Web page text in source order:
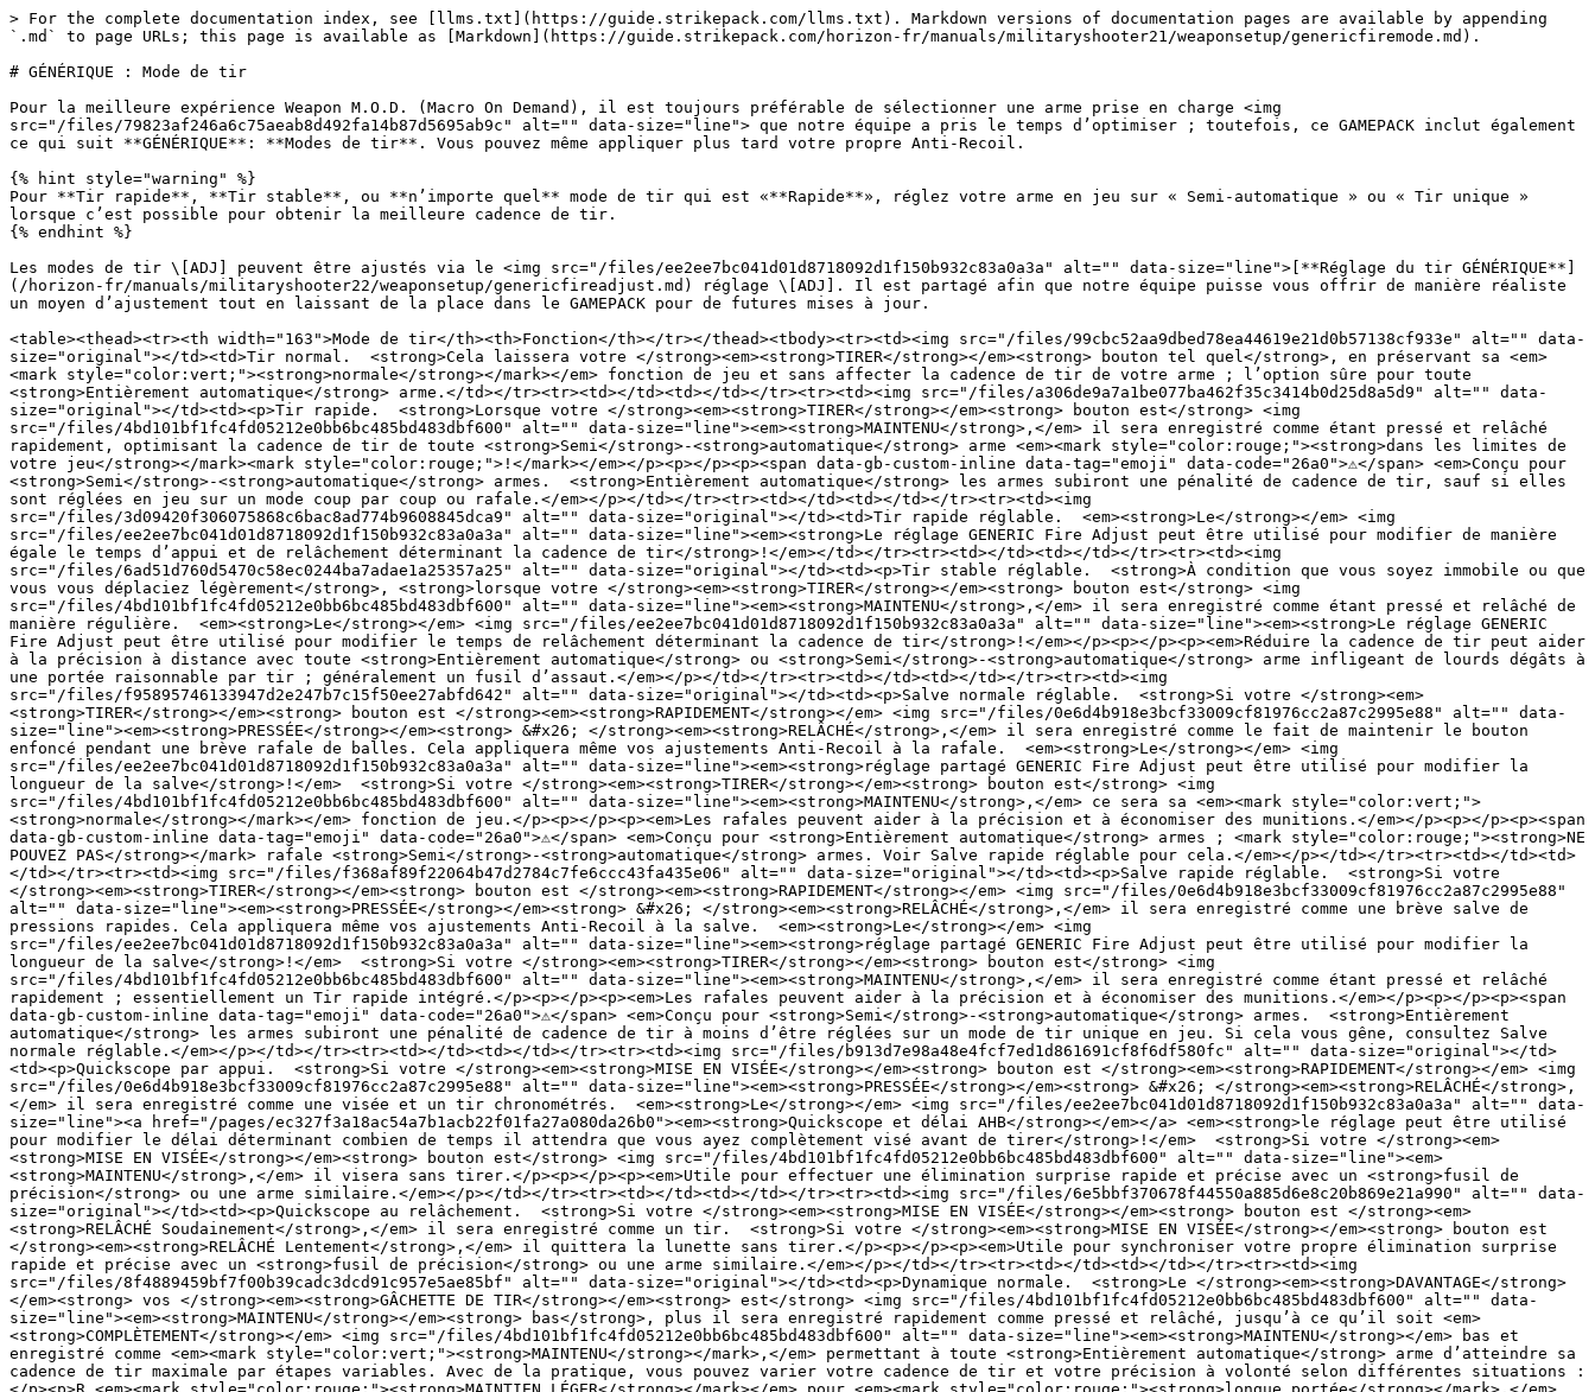
> For the complete documentation index, see [llms.txt](https://guide.strikepack.com/llms.txt). Markdown versions of documentation pages are available by appending `.md` to page URLs; this page is available as [Markdown](https://guide.strikepack.com/horizon-fr/manuals/militaryshooter21/weaponsetup/genericfiremode.md).

# GÉNÉRIQUE : Mode de tir

Pour la meilleure expérience Weapon M.O.D. (Macro On Demand), il est toujours préférable de sélectionner une arme prise en charge <img src="/files/79823af246a6c75aeab8d492fa14b87d5695ab9c" alt="" data-size="line"> que notre équipe a pris le temps d’optimiser ; toutefois, ce GAMEPACK inclut également ce qui suit **GÉNÉRIQUE**: **Modes de tir**. Vous pouvez même appliquer plus tard votre propre Anti-Recoil.

{% hint style="warning" %}
Pour **Tir rapide**, **Tir stable**, ou **n’importe quel** mode de tir qui est «**Rapide**», réglez votre arme en jeu sur « Semi-automatique » ou « Tir unique » lorsque c’est possible pour obtenir la meilleure cadence de tir.
{% endhint %}

Les modes de tir \[ADJ] peuvent être ajustés via le <img src="/files/ee2ee7bc041d01d8718092d1f150b932c83a0a3a" alt="" data-size="line">[**Réglage du tir GÉNÉRIQUE**](/horizon-fr/manuals/militaryshooter22/weaponsetup/genericfireadjust.md) réglage \[ADJ]. Il est partagé afin que notre équipe puisse vous offrir de manière réaliste un moyen d’ajustement tout en laissant de la place dans le GAMEPACK pour de futures mises à jour.

<table><thead><tr><th width="163">Mode de tir</th><th>Fonction</th></tr></thead><tbody><tr><td><img src="/files/99cbc52aa9dbed78ea44619e21d0b57138cf933e" alt="" data-size="original"></td><td>Tir normal.  <strong>Cela laissera votre </strong><em><strong>TIRER</strong></em><strong> bouton tel quel</strong>, en préservant sa <em><mark style="color:vert;"><strong>normale</strong></mark></em> fonction de jeu et sans affecter la cadence de tir de votre arme ; l’option sûre pour toute <strong>Entièrement automatique</strong> arme.</td></tr><tr><td></td><td></td></tr><tr><td><img src="/files/a306de9a7a1be077ba462f35c3414b0d25d8a5d9" alt="" data-size="original"></td><td><p>Tir rapide.  <strong>Lorsque votre </strong><em><strong>TIRER</strong></em><strong> bouton est</strong> <img src="/files/4bd101bf1fc4fd05212e0bb6bc485bd483dbf600" alt="" data-size="line"><em><strong>MAINTENU</strong>,</em> il sera enregistré comme étant pressé et relâché rapidement, optimisant la cadence de tir de toute <strong>Semi</strong>-<strong>automatique</strong> arme <em><mark style="color:rouge;"><strong>dans les limites de votre jeu</strong></mark><mark style="color:rouge;">!</mark></em></p><p></p><p><span data-gb-custom-inline data-tag="emoji" data-code="26a0">⚠️</span> <em>Conçu pour <strong>Semi</strong>-<strong>automatique</strong> armes.  <strong>Entièrement automatique</strong> les armes subiront une pénalité de cadence de tir, sauf si elles sont réglées en jeu sur un mode coup par coup ou rafale.</em></p></td></tr><tr><td></td><td></td></tr><tr><td><img src="/files/3d09420f306075868c6bac8ad774b9608845dca9" alt="" data-size="original"></td><td>Tir rapide réglable.  <em><strong>Le</strong></em> <img src="/files/ee2ee7bc041d01d8718092d1f150b932c83a0a3a" alt="" data-size="line"><em><strong>Le réglage GENERIC Fire Adjust peut être utilisé pour modifier de manière égale le temps d’appui et de relâchement déterminant la cadence de tir</strong>!</em></td></tr><tr><td></td><td></td></tr><tr><td><img src="/files/6ad51d760d5470c58ec0244ba7adae1a25357a25" alt="" data-size="original"></td><td><p>Tir stable réglable.  <strong>À condition que vous soyez immobile ou que vous vous déplaciez légèrement</strong>, <strong>lorsque votre </strong><em><strong>TIRER</strong></em><strong> bouton est</strong> <img src="/files/4bd101bf1fc4fd05212e0bb6bc485bd483dbf600" alt="" data-size="line"><em><strong>MAINTENU</strong>,</em> il sera enregistré comme étant pressé et relâché de manière régulière.  <em><strong>Le</strong></em> <img src="/files/ee2ee7bc041d01d8718092d1f150b932c83a0a3a" alt="" data-size="line"><em><strong>Le réglage GENERIC Fire Adjust peut être utilisé pour modifier le temps de relâchement déterminant la cadence de tir</strong>!</em></p><p></p><p><em>Réduire la cadence de tir peut aider à la précision à distance avec toute <strong>Entièrement automatique</strong> ou <strong>Semi</strong>-<strong>automatique</strong> arme infligeant de lourds dégâts à une portée raisonnable par tir ; généralement un fusil d’assaut.</em></p></td></tr><tr><td></td><td></td></tr><tr><td><img src="/files/f95895746133947d2e247b7c15f50ee27abfd642" alt="" data-size="original"></td><td><p>Salve normale réglable.  <strong>Si votre </strong><em><strong>TIRER</strong></em><strong> bouton est </strong><em><strong>RAPIDEMENT</strong></em> <img src="/files/0e6d4b918e3bcf33009cf81976cc2a87c2995e88" alt="" data-size="line"><em><strong>PRESSÉE</strong></em><strong> &#x26; </strong><em><strong>RELÂCHÉ</strong>,</em> il sera enregistré comme le fait de maintenir le bouton enfoncé pendant une brève rafale de balles. Cela appliquera même vos ajustements Anti-Recoil à la rafale.  <em><strong>Le</strong></em> <img src="/files/ee2ee7bc041d01d8718092d1f150b932c83a0a3a" alt="" data-size="line"><em><strong>réglage partagé GENERIC Fire Adjust peut être utilisé pour modifier la longueur de la salve</strong>!</em>  <strong>Si votre </strong><em><strong>TIRER</strong></em><strong> bouton est</strong> <img src="/files/4bd101bf1fc4fd05212e0bb6bc485bd483dbf600" alt="" data-size="line"><em><strong>MAINTENU</strong>,</em> ce sera sa <em><mark style="color:vert;"><strong>normale</strong></mark></em> fonction de jeu.</p><p></p><p><em>Les rafales peuvent aider à la précision et à économiser des munitions.</em></p><p></p><p><span data-gb-custom-inline data-tag="emoji" data-code="26a0">⚠️</span> <em>Conçu pour <strong>Entièrement automatique</strong> armes ; <mark style="color:rouge;"><strong>NE POUVEZ PAS</strong></mark> rafale <strong>Semi</strong>-<strong>automatique</strong> armes. Voir Salve rapide réglable pour cela.</em></p></td></tr><tr><td></td><td></td></tr><tr><td><img src="/files/f368af89f22064b47d2784c7fe6ccc43fa435e06" alt="" data-size="original"></td><td><p>Salve rapide réglable.  <strong>Si votre </strong><em><strong>TIRER</strong></em><strong> bouton est </strong><em><strong>RAPIDEMENT</strong></em> <img src="/files/0e6d4b918e3bcf33009cf81976cc2a87c2995e88" alt="" data-size="line"><em><strong>PRESSÉE</strong></em><strong> &#x26; </strong><em><strong>RELÂCHÉ</strong>,</em> il sera enregistré comme une brève salve de pressions rapides. Cela appliquera même vos ajustements Anti-Recoil à la salve.  <em><strong>Le</strong></em> <img src="/files/ee2ee7bc041d01d8718092d1f150b932c83a0a3a" alt="" data-size="line"><em><strong>réglage partagé GENERIC Fire Adjust peut être utilisé pour modifier la longueur de la salve</strong>!</em>  <strong>Si votre </strong><em><strong>TIRER</strong></em><strong> bouton est</strong> <img src="/files/4bd101bf1fc4fd05212e0bb6bc485bd483dbf600" alt="" data-size="line"><em><strong>MAINTENU</strong>,</em> il sera enregistré comme étant pressé et relâché rapidement ; essentiellement un Tir rapide intégré.</p><p></p><p><em>Les rafales peuvent aider à la précision et à économiser des munitions.</em></p><p></p><p><span data-gb-custom-inline data-tag="emoji" data-code="26a0">⚠️</span> <em>Conçu pour <strong>Semi</strong>-<strong>automatique</strong> armes.  <strong>Entièrement automatique</strong> les armes subiront une pénalité de cadence de tir à moins d’être réglées sur un mode de tir unique en jeu. Si cela vous gêne, consultez Salve normale réglable.</em></p></td></tr><tr><td></td><td></td></tr><tr><td><img src="/files/b913d7e98a48e4fcf7ed1d861691cf8f6df580fc" alt="" data-size="original"></td><td><p>Quickscope par appui.  <strong>Si votre </strong><em><strong>MISE EN VISÉE</strong></em><strong> bouton est </strong><em><strong>RAPIDEMENT</strong></em> <img src="/files/0e6d4b918e3bcf33009cf81976cc2a87c2995e88" alt="" data-size="line"><em><strong>PRESSÉE</strong></em><strong> &#x26; </strong><em><strong>RELÂCHÉ</strong>,</em> il sera enregistré comme une visée et un tir chronométrés.  <em><strong>Le</strong></em> <img src="/files/ee2ee7bc041d01d8718092d1f150b932c83a0a3a" alt="" data-size="line"><a href="/pages/ec327f3a18ac54a7b1acb22f01fa27a080da26b0"><em><strong>Quickscope et délai AHB</strong></em></a> <em><strong>le réglage peut être utilisé pour modifier le délai déterminant combien de temps il attendra que vous ayez complètement visé avant de tirer</strong>!</em>  <strong>Si votre </strong><em><strong>MISE EN VISÉE</strong></em><strong> bouton est</strong> <img src="/files/4bd101bf1fc4fd05212e0bb6bc485bd483dbf600" alt="" data-size="line"><em><strong>MAINTENU</strong>,</em> il visera sans tirer.</p><p></p><p><em>Utile pour effectuer une élimination surprise rapide et précise avec un <strong>fusil de précision</strong> ou une arme similaire.</em></p></td></tr><tr><td></td><td></td></tr><tr><td><img src="/files/6e5bbf370678f44550a885d6e8c20b869e21a990" alt="" data-size="original"></td><td><p>Quickscope au relâchement.  <strong>Si votre </strong><em><strong>MISE EN VISÉE</strong></em><strong> bouton est </strong><em><strong>RELÂCHÉ Soudainement</strong>,</em> il sera enregistré comme un tir.  <strong>Si votre </strong><em><strong>MISE EN VISÉE</strong></em><strong> bouton est </strong><em><strong>RELÂCHÉ Lentement</strong>,</em> il quittera la lunette sans tirer.</p><p></p><p><em>Utile pour synchroniser votre propre élimination surprise rapide et précise avec un <strong>fusil de précision</strong> ou une arme similaire.</em></p></td></tr><tr><td></td><td></td></tr><tr><td><img src="/files/8f4889459bf7f00b39cadc3dcd91c957e5ae85bf" alt="" data-size="original"></td><td><p>Dynamique normale.  <strong>Le </strong><em><strong>DAVANTAGE</strong></em><strong> vos </strong><em><strong>GÂCHETTE DE TIR</strong></em><strong> est</strong> <img src="/files/4b